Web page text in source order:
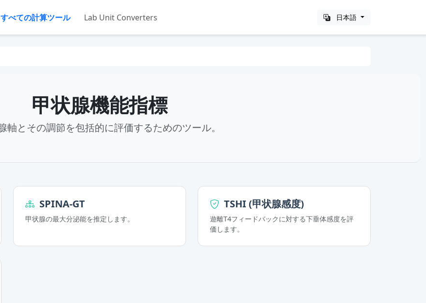
日本語
すべての計算ツール Lab Unit Converters
甲状腺機能指標
軸とその調節を包括的に評価するためのツール。
SPINA-GT
甲状腺の最大分泌能を推定します。
TSHI (甲状腺感度)
遊離T4フィードバックに対する下垂体感度を評
価します。